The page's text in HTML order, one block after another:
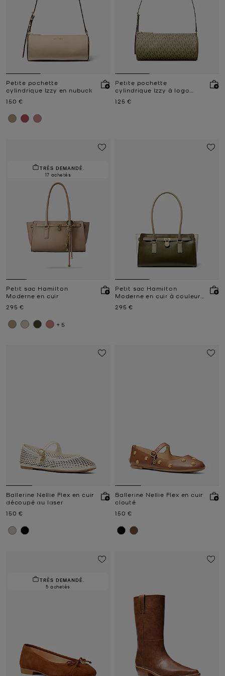
Petite pochette
cylindrique Izzy en nubuck
Prix actuel
150 €
Petite pochette
cylindrique Izzy à logo
Prix actuel
125 €
TRÈS DEMANDÉ.
17 achetés
Petit sac Hamilton
Moderne en cuir
Prix actuel
295 €
+5
Petit sac Hamilton
Moderne en cuir à couleurs
contrastées
Prix actuel
295 €
Ballerine Nellie Flex en cuir
découpé au laser
Prix actuel
150 €
Ballerine Nellie Flex en cuir
clouté
Prix actuel
150 €
TRÈS DEMANDÉ.
5 achetés